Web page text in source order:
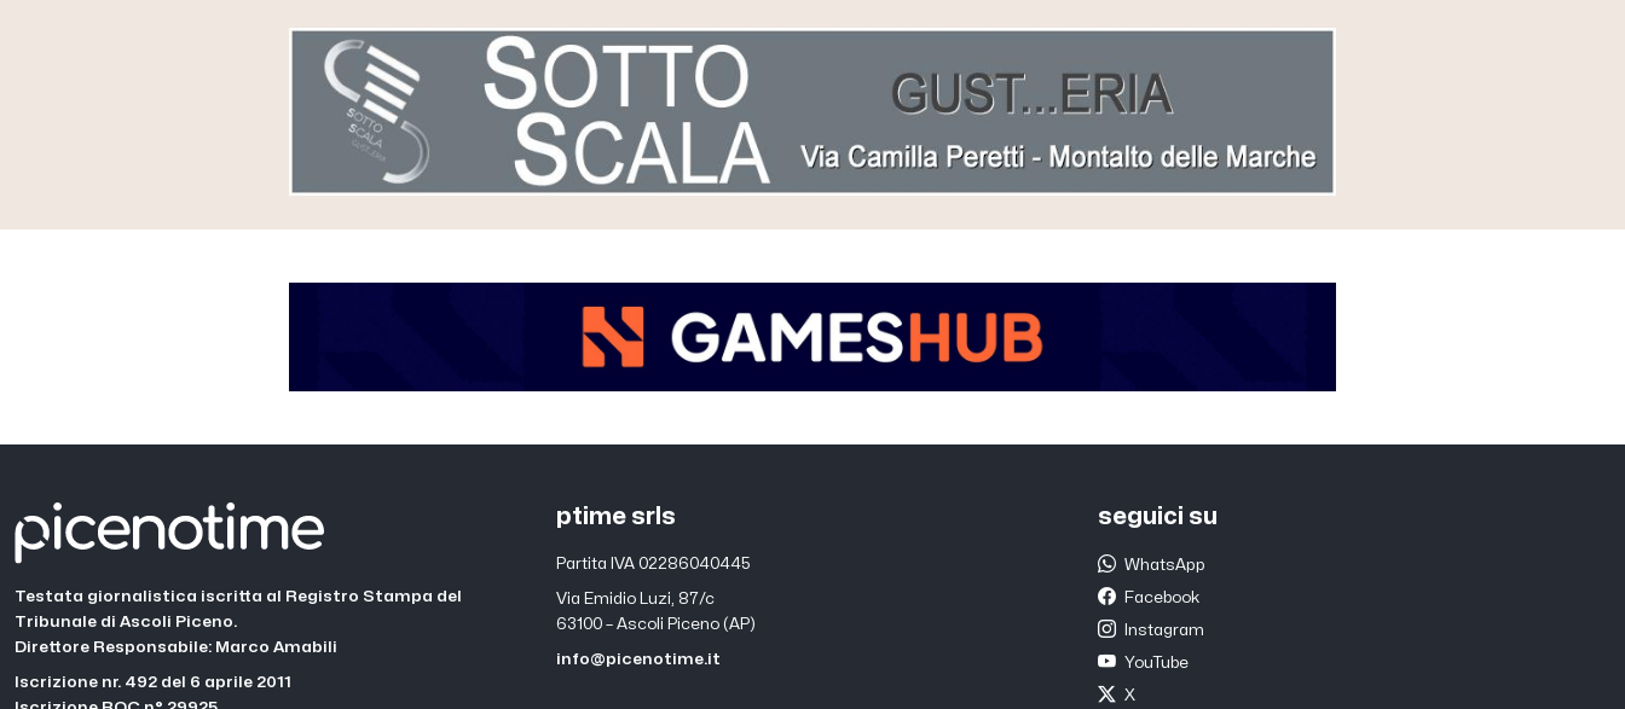
Testata giornalistica iscritta al Registro Stampa del
Tribunale di Ascoli Piceno.
Direttore Responsabile: Marco Amabili
Iscrizione nr. 492 del 6 aprile 2011
ptime srls
Partita IVA 02286040445
Via Emidio Luzi, 87/c
63100 – Ascoli Piceno (AP)
info@picenotime.it
seguici su
WhatsApp
Facebook
Instagram
YouTube
X